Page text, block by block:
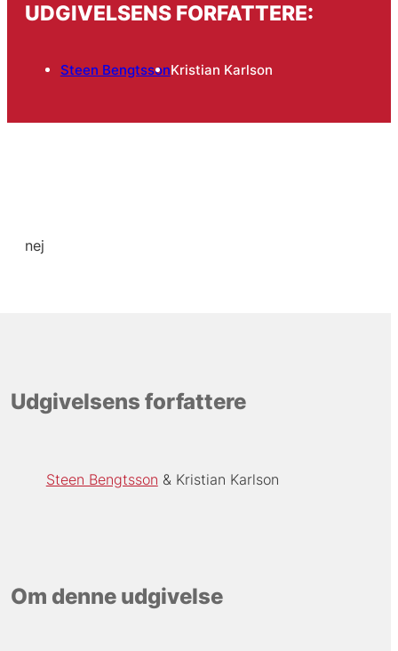
UDGIVELSENS FORFATTERE:
Steen BengtssonKristian Karlson
nej
Udgivelsens forfattere
Steen Bengtsson Kristian Karlson
Om denne udgivelse